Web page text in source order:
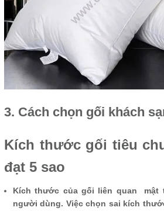
3. Cách chọn gối khách
Kích thước gối tiêu
đạt 5 sao
Kích thước của gối liên quan mật
người dùng. Việc chọn sai kích